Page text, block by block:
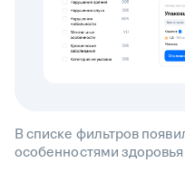
В списке фильтров
особенностями здоровья